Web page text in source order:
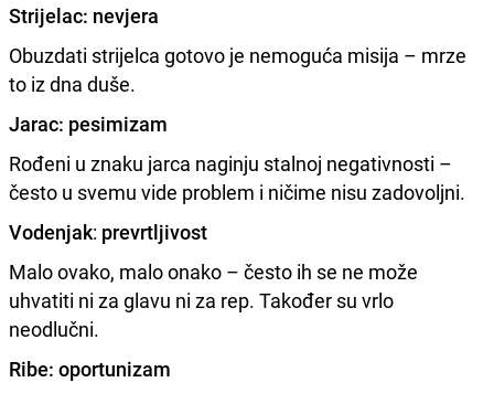
Strijelac: nevjera
Obuzdati strijelca gotovo je nemoguća misija – mrze
to iz dna duše.
Jarac: pesimizam
Rođeni u znaku jarca naginju stalnoj negativnosti –
često u svemu vide problem i ničime nisu zadovoljni.
Vodenjak: prevrtljivost
Malo ovako, malo onako – često ih se ne može
uhvatiti ni za glavu ni za rep. Također su vrlo
neodlučni.
Ribe: oportunizam